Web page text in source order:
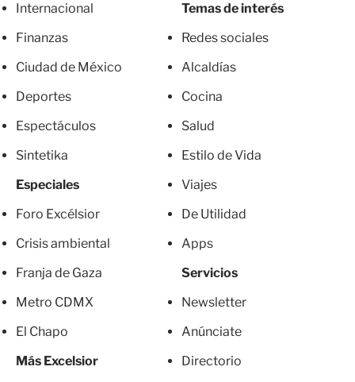
Internacional
Finanzas
Ciudad de México
Deportes
Espectáculos
Sintetika
Especiales
Foro Excélsior
Crisis ambiental
Franja de Gaza
Metro CDMX
El Chapo
Más Excelsior
Temas de interés
Redes sociales
Alcaldías
Cocina
Salud
Estilo de Vida
Viajes
De Utilidad
Apps
Servicios
Newsletter
Anúnciate
Directorio